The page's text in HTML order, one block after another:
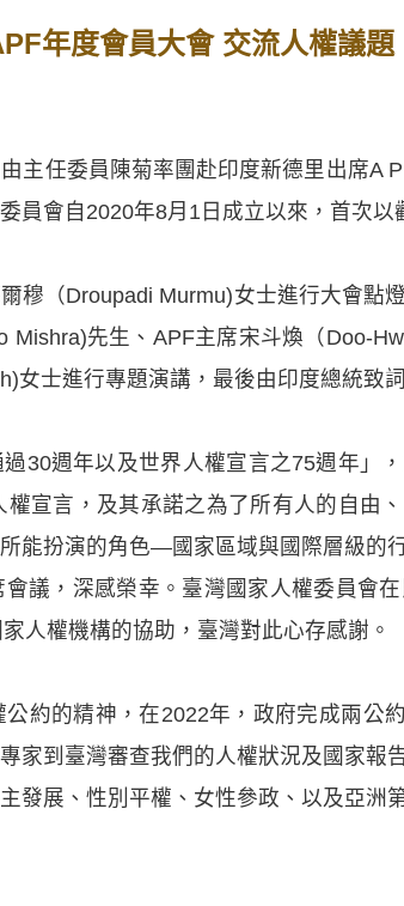
年度會員大會 交流人權議題
主任委員陳菊率團赴印度新德里出席A
員會自2020年8月1日成立以來，首次以
穆（Droupadi Murmu)女士進行大會點
Mishra)先生、APF主席宋斗煥（Doo-
女士進行專題演講，最後由印度總統致詞
30週年以及世界人權宣言之75週年」
宣言，及其承諾之為了所有人的自由
能扮演的角色—國家區域與國際層級的
議，深感榮幸。臺灣國家人權委員會
人權機構的協助，臺灣對此心存感謝。
約的精神，在2022年，政府完成兩公
家到臺灣審查我們的人權狀況及國家報
發展、性別平權、女性參政、以及亞洲